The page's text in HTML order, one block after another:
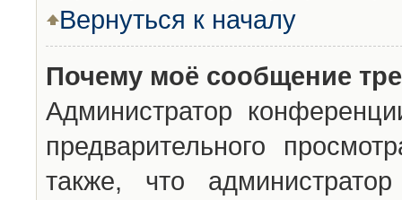
Вернуться к началу
Почему моё сообщение
Администратор
предварительного
также, что